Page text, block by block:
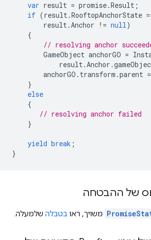
var result = promise.Result ;
if (result.RooftopAnchorState
result.Anchor != null)
{
// resolving anchor
GameObject anchorGO =
result.Anchor .
anchorGO . transform .parent =
}
else
{
// resolving anchor failed
}
yield break ;
}
של ההבטחה
משויך, ראו בטבלה שלמעלה.